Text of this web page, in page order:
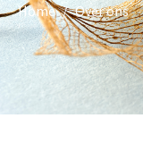
Home Over ons